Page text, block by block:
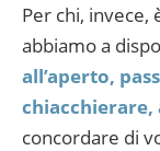
Per chi, invece,
abbiamo a
all’aperto,
concordare di